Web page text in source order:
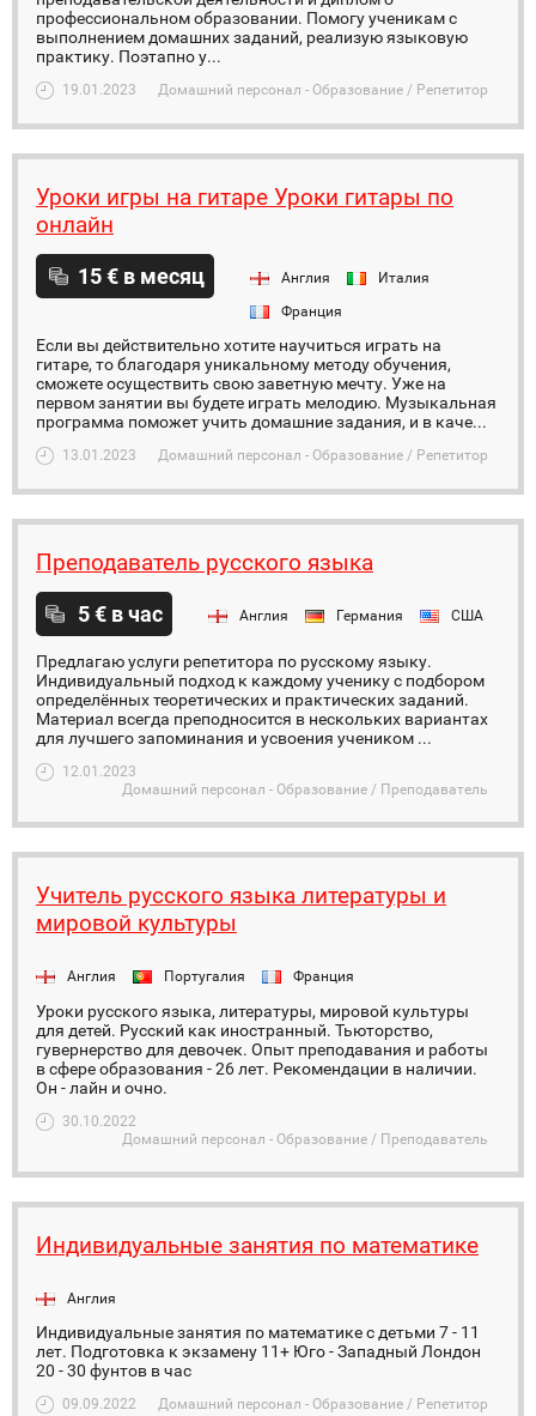
профессиональном образовании. Помогу ученикам с
выполнением домашних заданий, реализую языковую
практику. Поэтапно у...
19.01.2023 Домашний персонал - Образование / Репетитор
Уроки игры на гитаре Уроки гитары по
онлайн
15 € в месяц Англия
Италия
Франция
Если вы действительно хотите научиться играть на
гитаре, то благодаря уникальному методу обучения,
сможете осуществить свою заветную мечту. Уже на
первом занятии вы будете играть мелодию. Музыкальная
программа поможет учить домашние задания, и в каче...
13.01.2023 Домашний персонал - Образование / Репетитор
Преподаватель русского языка
5 € в час Англия Германия США
Предлагаю услуги репетитора по русскому языку.
Индивидуальный подход к каждому ученику с подбором
определённых теоретических и практических заданий.
Материал всегда преподносится в нескольких вариантах
для лучшего запоминания и усвоения учеником ...
12.01.2023
Домашний персонал - Образование / Преподаватель
Учитель русского языка литературы и
мировой культуры
Англия Португалия Франция
Уроки русского языка, литературы, мировой культуры
для детей. Русский как иностранный. Тьюторство,
гувернерство для девочек. Опыт преподавания и работы
в сфере образования - 26 лет. Рекомендации в наличии.
Он - лайн и очно.
30.10.2022
Домашний персонал - Образование / Преподаватель
Индивидуальные занятия по математике
Англия
Индивидуальные занятия по математике с детьми 7 - 11
лет. Подготовка к экзамену 11+ Юго - Западный Лондон
20 - 30 фунтов в час
09.09.2022 Домашний персонал - Образование / Репетитор